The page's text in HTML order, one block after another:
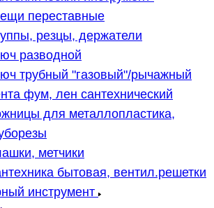
переставные
резцы, держатели
разводной
трубный "газовый"/рычажный
фум, лен сантехнический
для металлопластика,
метчики
бытовая, вентил.решетки
инструмент